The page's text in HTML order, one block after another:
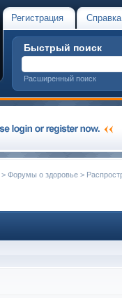
Регистрация Справка
Быстрый поиск
Расширенный поиск
> Форумы о здоровье >